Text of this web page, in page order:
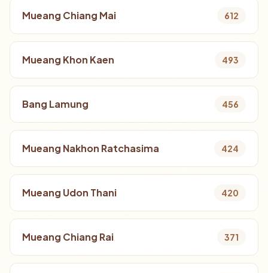
Mueang Chiang Mai 612
Mueang Khon Kaen 493
Bang Lamung 456
Mueang Nakhon Ratchasima 424
Mueang Udon Thani 420
Mueang Chiang Rai 371